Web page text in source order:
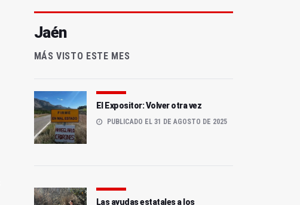
Jaén
MÁS VISTO ESTE MES
El Expositor: Volver otra vez
PUBLICADO EL 31 DE AGOSTO DE 2025
Las ayudas estatales a los